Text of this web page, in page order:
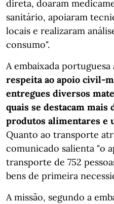
direta, doaram
sanitário, apoiaram
locais e realizaram
consumo".
A embaixada portuguesa
respeita ao apoio civil-
entregues diversos
quais se destacam mais
produtos alimentares e
Quanto ao transporte
comunicado salienta "o
transporte de 752
bens de primeira
A missão, segundo a